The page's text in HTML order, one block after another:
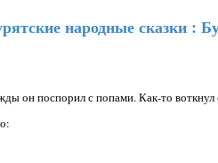
народные сказки :
он поспорил с попами. Как-то воткнул